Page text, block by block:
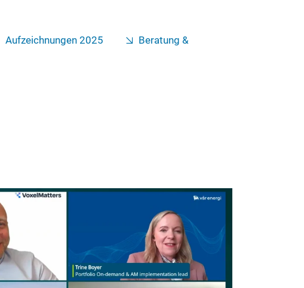
Aufzeichnungen 2025
Beratung &